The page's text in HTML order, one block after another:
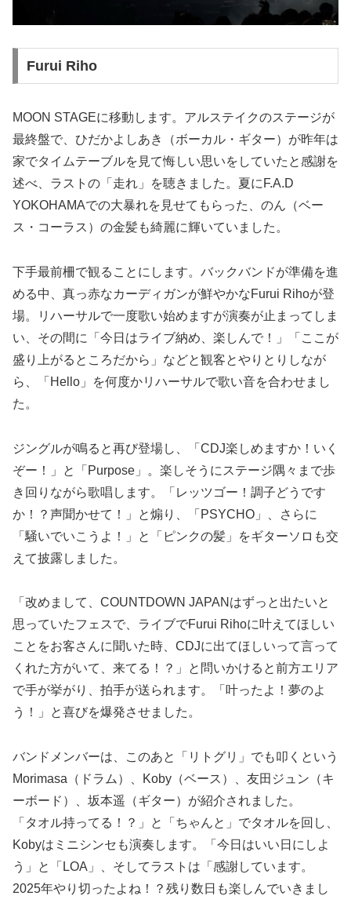
Furui Riho
MOON STAGEに移動します。アルステイクのステージが
最終盤で、ひだかよしあき（ボーカル・ギター）が昨年は
家でタイムテーブルを見て悔しい思いをしていたと感謝を
述べ、ラストの「走れ」を聴きました。夏にF.A.D
YOKOHAMAでの大暴れを見せてもらった、のん（ベー
ス・コーラス）の金髪も綺麗に輝いていました。
下手最前柵で観ることにします。バックバンドが準備を進
める中、真っ赤なカーディガンが鮮やかなFurui Rihoが登
場。リハーサルで一度歌い始めますが演奏が止まってしま
い、その間に「今日はライブ納め、楽しんで！」「ここが
盛り上がるところだから」などと観客とやりとりしなが
ら、「Hello」を何度かリハーサルで歌い音を合わせまし
た。
ジングルが鳴ると再び登場し、「CDJ楽しめますか！いく
ぞー！」と「Purpose」。楽しそうにステージ隅々まで歩
き回りながら歌唱します。「レッツゴー！調子どうです
か！？声聞かせて！」と煽り、「PSYCHO」、さらに
「騒いでいこうよ！」と「ピンクの髪」をギターソロも交
えて披露しました。
「改めまして、COUNTDOWN JAPANはずっと出たいと
思っていたフェスで、ライブでFurui Rihoに叶えてほしい
ことをお客さんに聞いた時、CDJに出てほしいって言って
くれた方がいて、来てる！？」と問いかけると前方エリア
で手が挙がり、拍手が送られます。「叶ったよ！夢のよ
う！」と喜びを爆発させました。
バンドメンバーは、このあと「リトグリ」でも叩くという
Morimasa（ドラム）、Koby（ベース）、友田ジュン（キ
ーボード）、坂本遥（ギター）が紹介されました。
「タオル持ってる！？」と「ちゃんと」でタオルを回し、
Kobyはミニシンセも演奏します。「今日はいい日にしよ
う」と「LOA」、そしてラストは「感謝しています。
2025年やり切ったよね！？残り数日も楽しんでいきまし